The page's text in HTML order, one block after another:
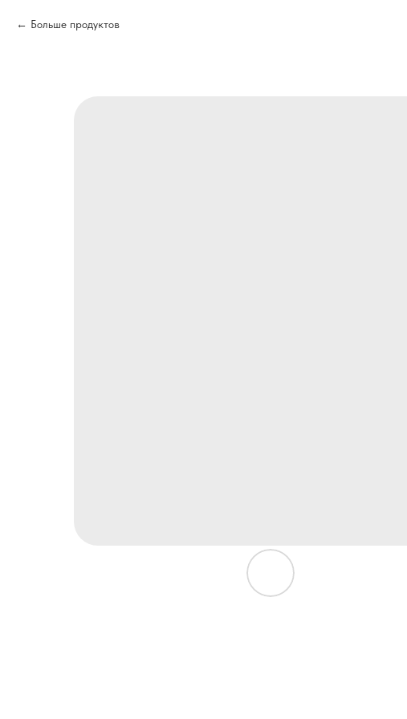
Больше продуктов